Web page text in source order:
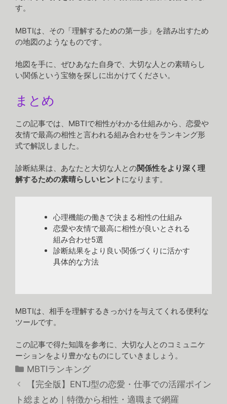
す。
MBTIは、その「理解するための第一歩」を踏み出すため
の地図のようなものです。
地図を手に、ぜひあなた自身で、大切な人との素晴らし
い関係という宝物を探しに出かけてください。
まとめ
この記事では、MBTIで相性がわかる仕組みから、恋愛や
友情で最高の相性と言われる組み合わせをランキング形
式で解説しました。
診断結果は、あなたと大切な人との関係性をより深く理
解するための素晴らしいヒント になります。
心理機能の働きで決まる相性の仕組み
恋愛や友情で最高に相性が良いとされる
組み合わせ5選
診断結果をより良い関係づくりに活かす
具体的な方法
MBTIは、相手を理解するきっかけを与えてくれる便利な
ツールです。
この記事で得た知識を参考に、大切な人とのコミュニケ
ーションをより豊かなものにしていきましょう。
カ
テ
MBTIランキング
【完全版】ENTJ型の恋愛・仕事での活躍ポイン
ト総まとめ｜特徴から相性・適職まで網羅